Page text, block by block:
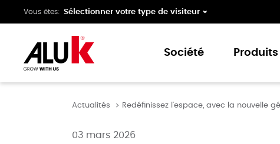
Vous êtes:
Société
A propos d'AluK
Produits
Portes
Actualités Redéfinissez l’espace, avec la nouvelle
03 mars 2026